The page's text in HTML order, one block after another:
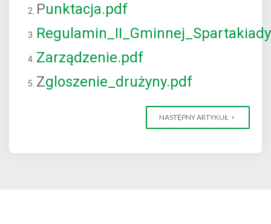
Punktacja.pdf
Zarządzenie.pdf
Zgloszenie_drużyny.pdf
NASTĘPNY ARTYKUŁ